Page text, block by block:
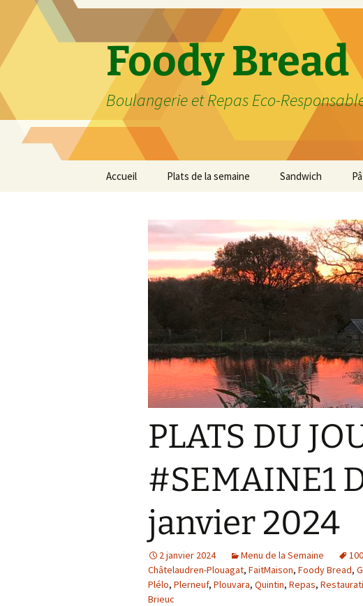
contenu
Foody Bread
Boulangerie et Repas Eco-
Accueil Plats de la semaine Sandwich
PLATS DU
#SEMAINE1
janvier 2024
2 janvier 2024 Menu de la Semaine
Châtelaudren-Plouagat, FaitMaison, Foody Bread,
Plélo, Plerneuf, Plouvara, Quintin, Repas,
Brieuc